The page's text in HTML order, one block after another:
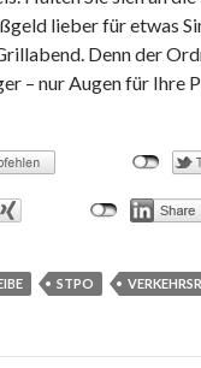
lieber für etwas
Denn der
– nur Augen für Ihre
STPO